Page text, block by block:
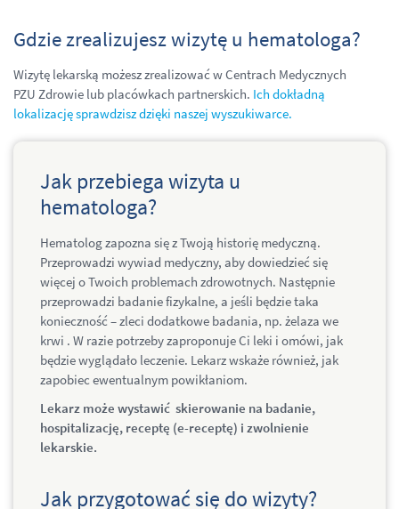
Gdzie zrealizujesz wizytę u hematologa?
Wizytę lekarską możesz zrealizować w Centrach Medycznych
PZU Zdrowie lub placówkach partnerskich. Ich dokładną
lokalizację sprawdzisz dzięki naszej wyszukiwarce.
Jak przebiega wizyta u
hematologa?
Hematolog zapozna się z Twoją historię medyczną.
Przeprowadzi wywiad medyczny, aby dowiedzieć się
więcej o Twoich problemach zdrowotnych. Następnie
przeprowadzi badanie fizykalne, a jeśli będzie taka
konieczność – zleci dodatkowe badania, np. żelaza we
krwi . W razie potrzeby zaproponuje Ci leki i omówi, jak
będzie wyglądało leczenie. Lekarz wskaże również, jak
zapobiec ewentualnym powikłaniom.
Lekarz może wystawić skierowanie na badanie,
hospitalizację, receptę (e-receptę) i zwolnienie
lekarskie.
Jak przygotować się do wizyty?